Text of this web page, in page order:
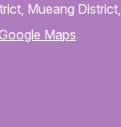
Mueang District,
Maps